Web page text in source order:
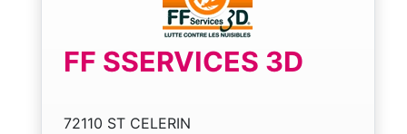
FF SSERVICES 3D
72110 ST CELERIN